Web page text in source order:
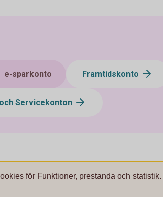
e-sparkonto Framtidskonto
Servicekonton
för Funktioner, prestanda och statistik.